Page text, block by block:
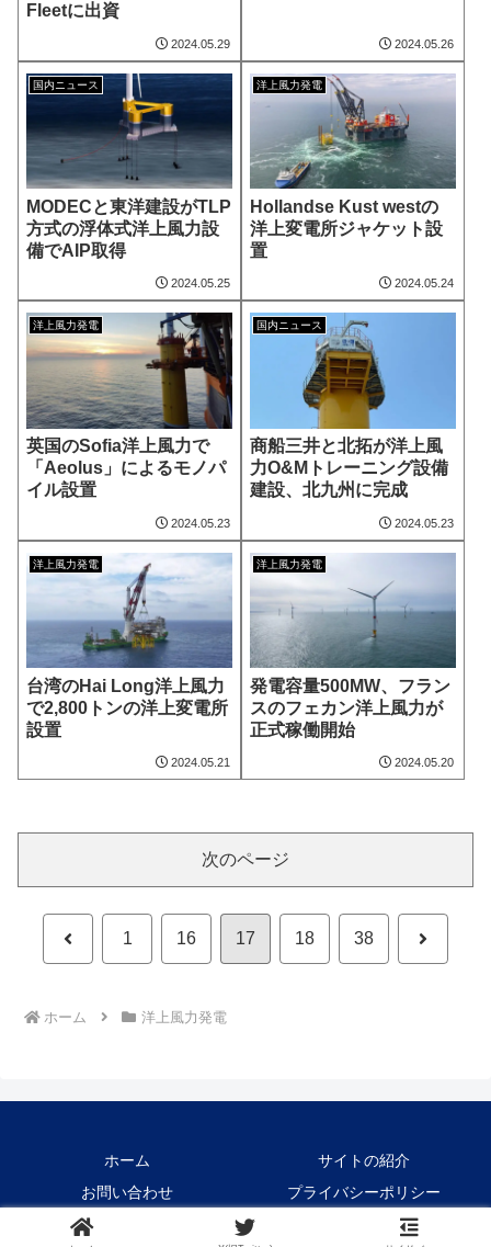
Fleetに出資
2024.05.29 2024.05.26
国内ニュース
MODECと東洋建設がTLP
方式の浮体式洋上風力設
備でAIP取得
2024.05.25
洋上風力発電
Hollandse Kust westの
洋上変電所ジャケット設
置
2024.05.24
洋上風力発電
英国のSofia洋上風力で
「Aeolus」によるモノパ
イル設置
2024.05.23
国内ニュース
商船三井と北拓が洋上風
力O&Mトレーニング設備
建設、北九州に完成
2024.05.23
洋上風力発電
台湾のHai Long洋上風力
で2,800トンの洋上変電所
設置
2024.05.21
洋上風力発電
発電容量500MW、フラン
スのフェカン洋上風力が
正式稼働開始
2024.05.20
次のページ
前 1 16 17 18 38 次
ホーム 洋上風力発電
ホーム
サイトの紹介
お問い合わせ
プライバシーポリシー
Copyright © 2021-2026 Crane1000 All Rights Reserved.